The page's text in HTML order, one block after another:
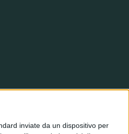
inviate da un dispositivo per